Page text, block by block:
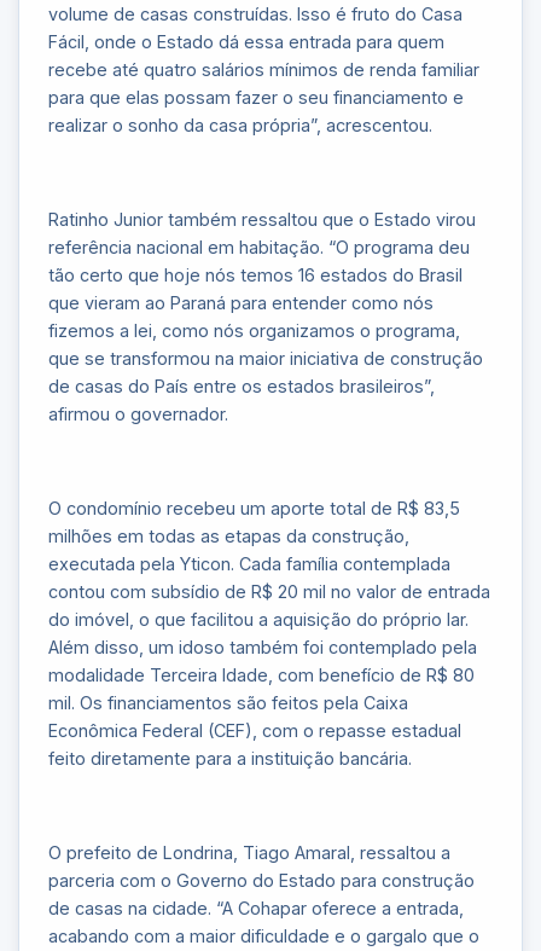
volume de casas construídas. Isso é fruto do Casa
Fácil, onde o Estado dá essa entrada para quem
recebe até quatro salários mínimos de renda familiar
para que elas possam fazer o seu financiamento e
realizar o sonho da casa própria”, acrescentou.
Ratinho Junior também ressaltou que o Estado virou
referência nacional em habitação. “O programa deu
tão certo que hoje nós temos 16 estados do Brasil
que vieram ao Paraná para entender como nós
fizemos a lei, como nós organizamos o programa,
que se transformou na maior iniciativa de construção
de casas do País entre os estados brasileiros”,
afirmou o governador.
O condomínio recebeu um aporte total de R$ 83,5
milhões em todas as etapas da construção,
executada pela Yticon. Cada família contemplada
contou com subsídio de R$ 20 mil no valor de entrada
do imóvel, o que facilitou a aquisição do próprio lar.
Além disso, um idoso também foi contemplado pela
modalidade Terceira Idade, com benefício de R$ 80
mil. Os financiamentos são feitos pela Caixa
Econômica Federal (CEF), com o repasse estadual
feito diretamente para a instituição bancária.
O prefeito de Londrina, Tiago Amaral, ressaltou a
parceria com o Governo do Estado para construção
de casas na cidade. “A Cohapar oferece a entrada,
acabando com a maior dificuldade e o gargalo que o